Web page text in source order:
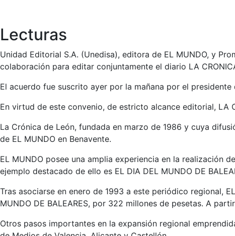
Lecturas
Unidad Editorial S.A. (Unedisa), editora de EL MUNDO, y
colaboración para editar conjuntamente el diario LA
El acuerdo fue suscrito ayer por la mañana por el
En virtud de este convenio, de estricto alcance editorial, LA
La Crónica de León, fundada en marzo de 1986 y cuya
de EL MUNDO en Benavente.
EL MUNDO posee una amplia experiencia en la realización
ejemplo destacado de ello es EL DIA DEL MUNDO DE
Tras asociarse en enero de 1993 a este periódico regional,
MUNDO DE BALEARES, por 322 millones de pesetas. A
Otros pasos importantes en la expansión regional